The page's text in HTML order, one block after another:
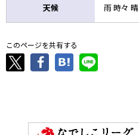
天候 雨 時々 晴
このページを共有する